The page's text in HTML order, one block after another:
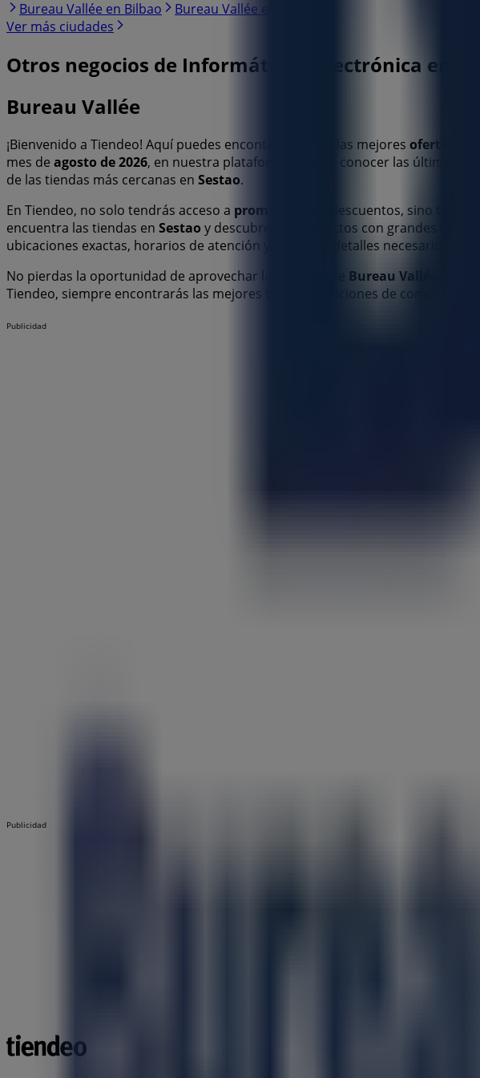
Bureau Vallée en Bilbao
Bureau Vallée en Basauri
Ver más ciudades
Otros negocios de Informática y Electrónica en
Bureau Vallée
¡Bienvenido a Tiendeo! Aquí puedes encontrar no solo las mejores ofertas
mes de agosto de 2026, en nuestra plataforma podrás conocer las últimas
de las tiendas más cercanas en Sestao.
En Tiendeo, no solo tendrás acceso a promociones y descuentos, sino
encuentra las tiendas en Sestao y descubre los productos con grandes
ubicaciones exactas, horarios de atención y todos los detalles necesarios
No pierdas la oportunidad de aprovechar las
Bureau Vallée en
Tiendeo, siempre encontrarás las mejores tiendas y opciones de compra en
Publicidad
Publicidad